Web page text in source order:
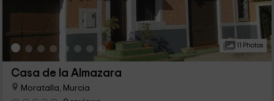
11 Photos
Casa de la Almazara
Moratalla, Murcia